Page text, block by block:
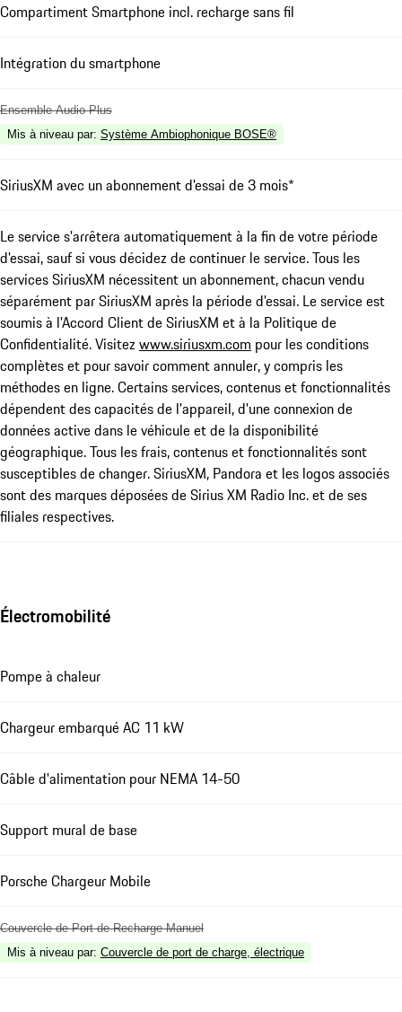
Compartiment Smartphone incl. recharge sans fil
Intégration du smartphone
Ensemble Audio Plus
Mis à niveau par: Système Ambiophonique BOSE®
SiriusXM avec un abonnement d'essai de 3 mois*
Le service s'arrêtera automatiquement à la fin de votre période
d'essai, sauf si vous décidez de continuer le service. Tous les
services SiriusXM nécessitent un abonnement, chacun vendu
séparément par SiriusXM après la période d'essai. Le service est
soumis à l'Accord Client de SiriusXM et à la Politique de
Confidentialité. Visitezwww.siriusxm.com pour les conditions
complètes et pour savoir comment annuler, y compris les
méthodes en ligne. Certains services, contenus et fonctionnalités
dépendent des capacités de l'appareil, d'une connexion de
données active dans le véhicule et de la disponibilité
géographique. Tous les frais, contenus et fonctionnalités sont
susceptibles de changer. SiriusXM, Pandora et les logos associés
sont des marques déposées de Sirius XM Radio Inc. et de ses
filiales respectives.
Électromobilité
Pompe à chaleur
Chargeur embarqué AC 11 kW
Câble d'alimentation pour NEMA 14-50
Support mural de base
Porsche Chargeur Mobile
Couvercle de Port de Recharge Manuel
Mis à niveau par: Couvercle de port de charge, électrique